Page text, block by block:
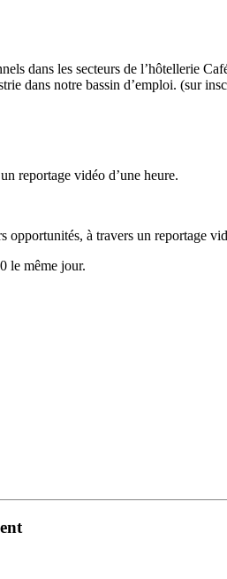
dans les secteurs de l’hôtellerie
dans notre bassin d’emploi. (sur
reportage vidéo d’une heure.
opportunités, à travers un reportage
le même jour.